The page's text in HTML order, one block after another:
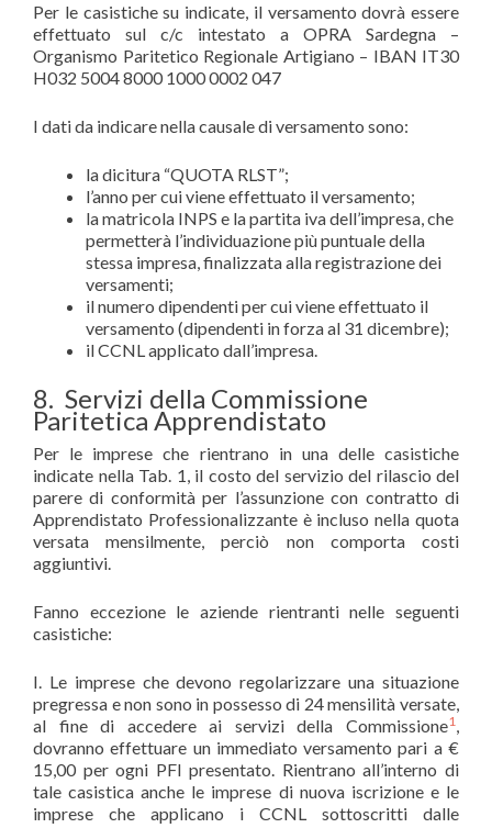
Per le casistiche su indicate, il versamento dovrà essere
effettuato sul c/c intestato a OPRA Sardegna –
Organismo Paritetico Regionale Artigiano – IBAN IT30
H032 5004 8000 1000 0002 047
I dati da indicare nella causale di versamento sono:
la dicitura “QUOTA RLST”;
l’anno per cui viene effettuato il versamento;
la matricola INPS e la partita iva dell’impresa, che
permetterà l’individuazione più puntuale della
stessa impresa, finalizzata alla registrazione dei
versamenti;
il numero dipendenti per cui viene effettuato il
versamento (dipendenti in forza al 31 dicembre);
il CCNL applicato dall’impresa.
8. Servizi della Commissione
Paritetica Apprendistato
Per le imprese che rientrano in una delle casistiche
indicate nella Tab. 1, il costo del servizio del rilascio del
parere di conformità per l’assunzione con contratto di
Apprendistato Professionalizzante è incluso nella quota
versata mensilmente, perciò non comporta costi
aggiuntivi.
Fanno eccezione le aziende rientranti nelle seguenti
casistiche:
I. Le imprese che devono regolarizzare una situazione
pregressa e non sono in possesso di 24 mensilità versate,
al fine di accedere ai servizi della Commissione1,
dovranno effettuare un immediato versamento pari a €
15,00 per ogni PFI presentato. Rientrano all’interno di
tale casistica anche le imprese di nuova iscrizione e le
imprese che applicano i CCNL sottoscritti dalle